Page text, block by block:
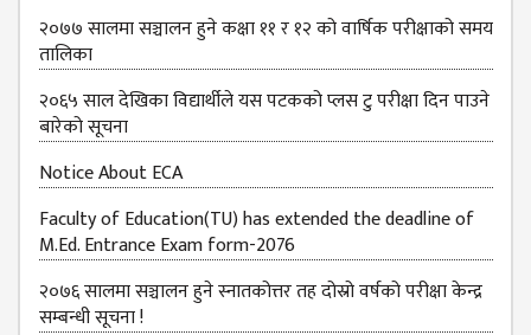
२०७७ सालमा सञ्चालन हुने कक्षा ११ र १२ को वार्षिक परीक्षाको समय
तालिका
२०६५ साल देखिका विद्यार्थीले यस पटकको प्लस टु परीक्षा दिन पाउने
बारेको सूचना
Notice About ECA
Faculty of Education(TU) has extended the deadline of
M.Ed. Entrance Exam form-2076
२०७६ सालमा सञ्चालन हुने स्नातकोत्तर तह दोस्रो वर्षको परीक्षा केन्द्र
सम्बन्धी सूचना !